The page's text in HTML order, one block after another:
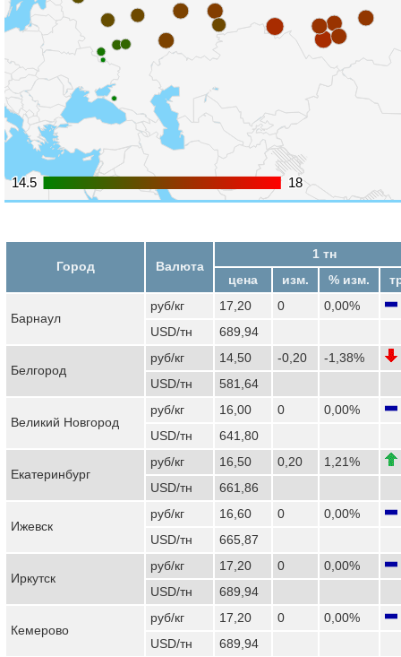
14.5
14.5 18
18
Город Валюта
1 тн
цена
изм. % изм.
Барнаул
руб/кг 17,20 0
0,00%
USD/тн
689,94
Белгород
руб/кг 14,50 -0,20
-1,38%
USD/тн
581,64
Великий Новгород
руб/кг 16,00 0
0,00%
USD/тн
641,80
Екатеринбург
руб/кг 16,50 0,20
1,21%
USD/тн
661,86
Ижевск
руб/кг 16,60 0
0,00%
USD/тн
665,87
Иркутск
руб/кг 17,20 0
0,00%
USD/тн
689,94
Кемерово
руб/кг 17,20 0
0,00%
USD/тн
689,94